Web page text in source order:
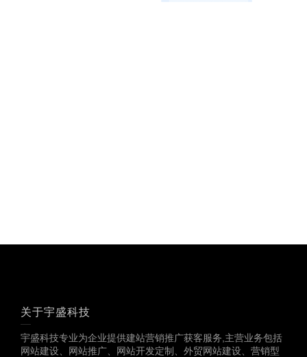
关于宇盛科技
宇盛科技专业为企业提供建站营销推广获客服务,主营业务包括
网站建设、网站推广、网站开发定制、外贸网站建设、营销型